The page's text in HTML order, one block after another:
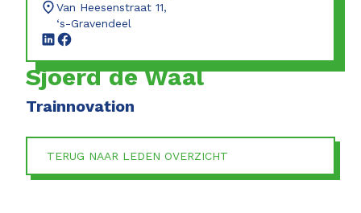
Sjoerd de Waal
Trainnovation
TERUG NAAR LEDEN OVERZICHT
Van Heesenstraat 11,
‘s-Gravendeel